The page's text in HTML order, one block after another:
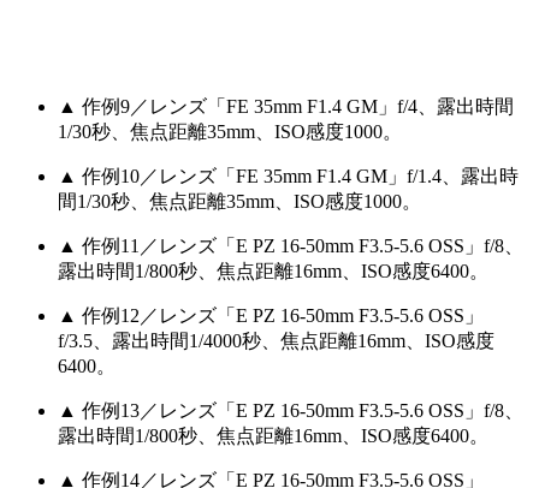
▲ 作例9／レンズ「FE 35mm F1.4 GM」f/4、露出時間
1/30秒、焦点距離35mm、ISO感度1000。
▲ 作例10／レンズ「FE 35mm F1.4 GM」f/1.4、露出時
間1/30秒、焦点距離35mm、ISO感度1000。
▲ 作例11／レンズ「E PZ 16-50mm F3.5-5.6 OSS」f/8、
露出時間1/800秒、焦点距離16mm、ISO感度6400。
▲ 作例12／レンズ「E PZ 16-50mm F3.5-5.6 OSS」
f/3.5、露出時間1/4000秒、焦点距離16mm、ISO感度
6400。
▲ 作例13／レンズ「E PZ 16-50mm F3.5-5.6 OSS」f/8、
露出時間1/800秒、焦点距離16mm、ISO感度6400。
▲ 作例14／レンズ「E PZ 16-50mm F3.5-5.6 OSS」